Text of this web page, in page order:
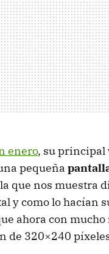
enero, su principal
pequeña
que nos muestra
y como lo hacían
ahora con mucho
de 320×240